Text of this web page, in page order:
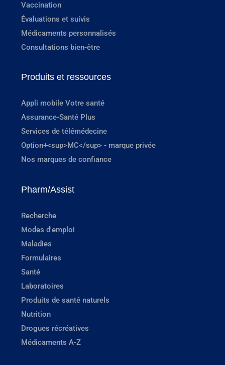
Vaccination
Évaluations et suivis
Médicaments personnalisés
Consultations bien-être
Produits et ressources
Appli mobile Votre santé
Assurance-Santé Plus
Services de télémédecine
Option+<sup>MC</sup> - marque privée
Nos marques de confiance
Pharm/Assist
Recherche
Modes d'emploi
Maladies
Formulaires
Santé
Laboratoires
Produits de santé naturels
Nutrition
Drogues récréatives
Médicaments A-Z